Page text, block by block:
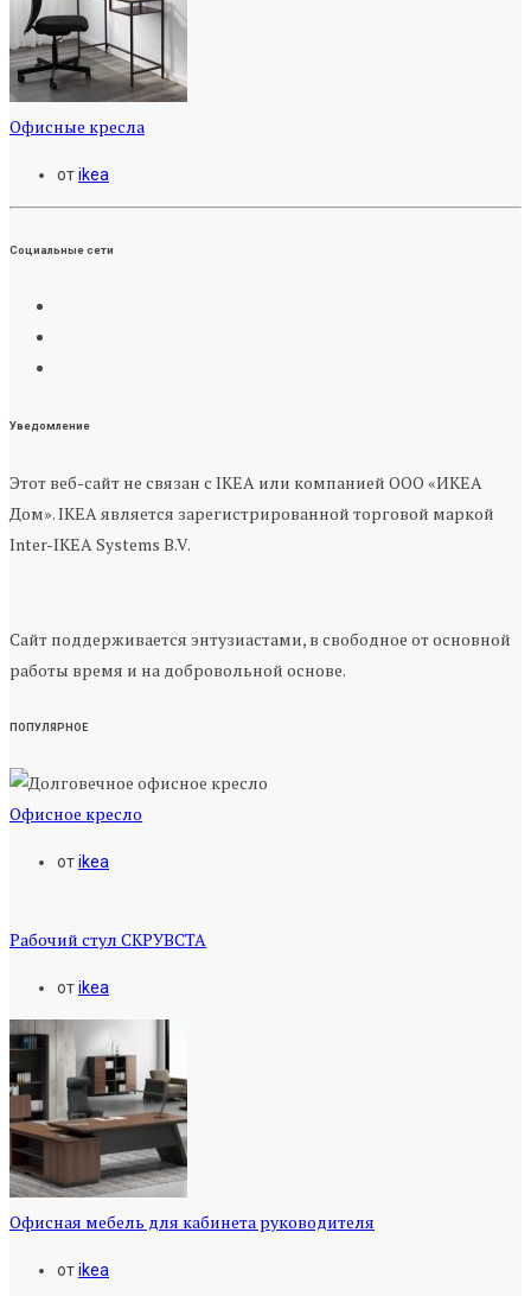
Офисные кресла
отikea
Социальные сети
Уведомление
Этот веб-сайт не связан с IKEA или компанией ООО «ИКЕА
Дом». IKEA является зарегистрированной торговой маркой
Inter-IKEA Systems B.V.
Сайт поддерживается энтузиастами, в свободное от основной
работы время и на добровольной основе.
ПОПУЛЯРНОЕ
Офисное кресло
отikea
Рабочий стул СКРУВСТА
отikea
Офисная мебель для кабинета руководителя
отikea